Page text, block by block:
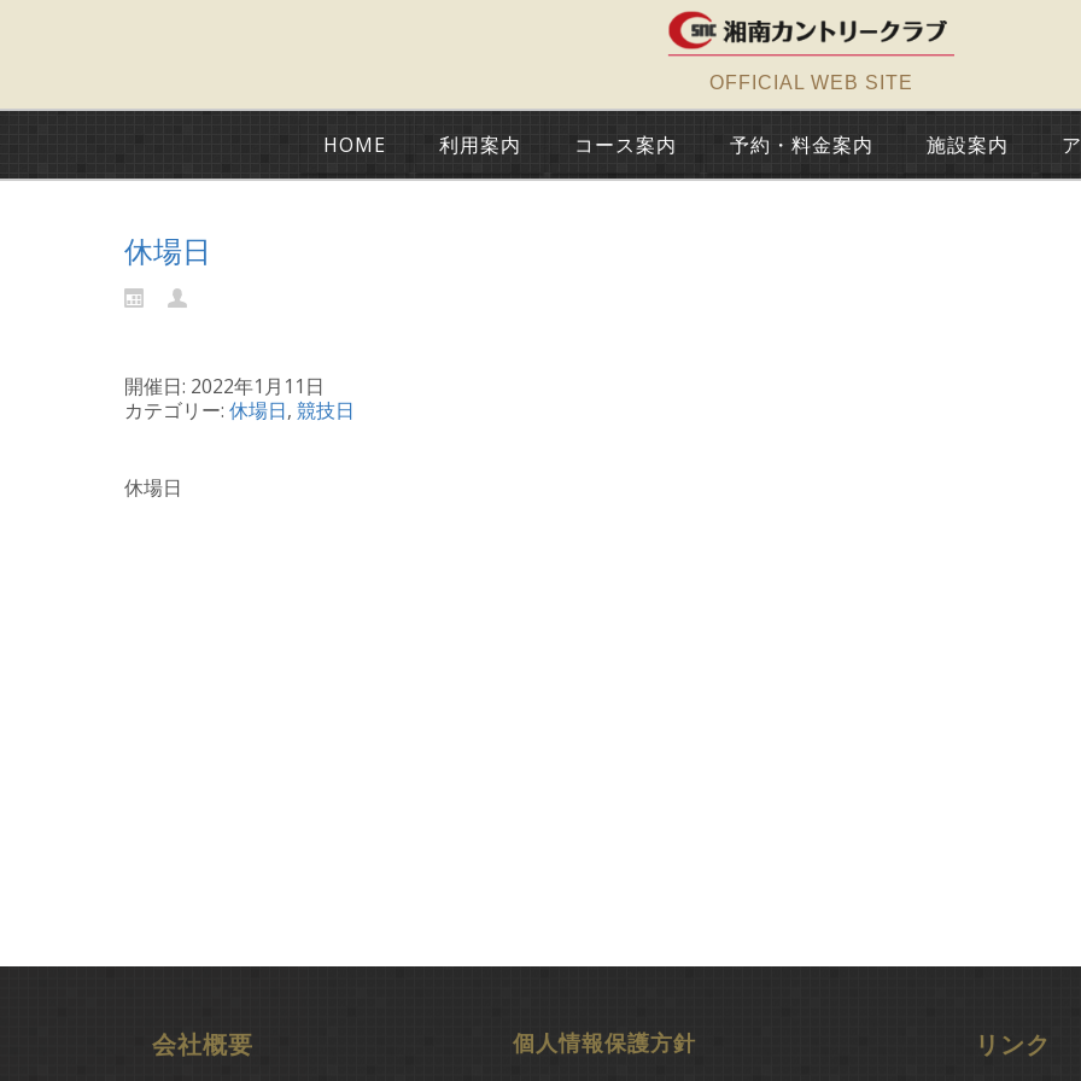
OFFICIAL WEB SITE
HOME 利用案内 コース案内 予約・料金案内 施設案内
休場日
開催日: 2022年1月11日
カテゴリー: 休場日, 競技日
休場日
会社概要 個人情報保護方針 リンク